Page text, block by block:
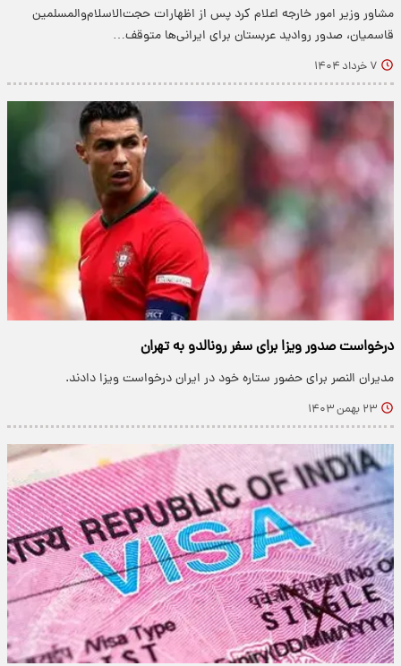
​مشاور وزیر امور خارجه اعلام کرد پس از اظهارات حجت‌الاسلام‌والمسلمین
قاسمیان، صدور روادید عربستان برای ایرانی‌ها متوقف…
۷ خرداد ۱۴۰۴
درخواست صدور ویزا برای سفر رونالدو به تهران
مدیران النصر برای حضور ستاره خود در ایران درخواست ویزا دادند.
۲۳ بهمن ۱۴۰۳